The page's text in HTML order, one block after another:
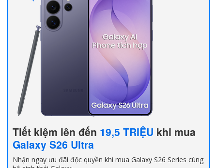
Tiết kiệm lên đến 19,5 TRIỆU khi mua
Galaxy S26 Ultra
Nhận ngay ưu đãi độc quyền khi mua Galaxy S26 Series cùng